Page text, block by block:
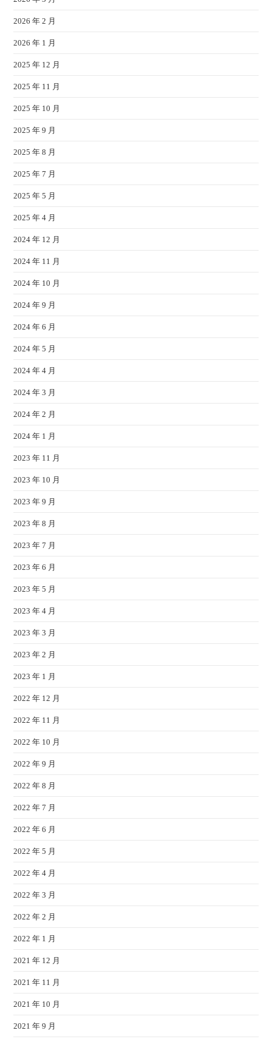
2026 年 2 月
2026 年 1 月
2025 年 12 月
2025 年 11 月
2025 年 10 月
2025 年 9 月
2025 年 8 月
2025 年 7 月
2025 年 5 月
2025 年 4 月
2024 年 12 月
2024 年 11 月
2024 年 10 月
2024 年 9 月
2024 年 6 月
2024 年 5 月
2024 年 4 月
2024 年 3 月
2024 年 2 月
2024 年 1 月
2023 年 11 月
2023 年 10 月
2023 年 9 月
2023 年 8 月
2023 年 7 月
2023 年 6 月
2023 年 5 月
2023 年 4 月
2023 年 3 月
2023 年 2 月
2023 年 1 月
2022 年 12 月
2022 年 11 月
2022 年 10 月
2022 年 9 月
2022 年 8 月
2022 年 7 月
2022 年 6 月
2022 年 5 月
2022 年 4 月
2022 年 3 月
2022 年 2 月
2022 年 1 月
2021 年 12 月
2021 年 11 月
2021 年 10 月
2021 年 9 月